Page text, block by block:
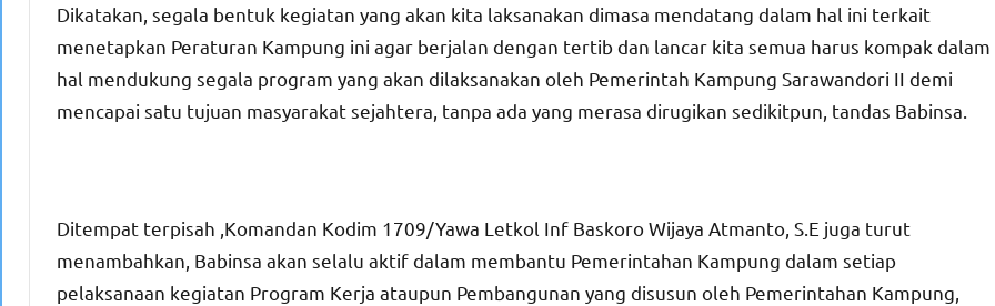
Dikatakan, segala bentuk kegiatan yang akan kita laksanakan dimasa mendatang dalam hal ini terkait
menetapkan Peraturan Kampung ini agar berjalan dengan tertib dan lancar kita semua harus kompak dalam
hal mendukung segala program yang akan dilaksanakan oleh Pemerintah Kampung Sarawandori II demi
mencapai satu tujuan masyarakat sejahtera, tanpa ada yang merasa dirugikan sedikitpun, tandas Babinsa.
Ditempat terpisah ,Komandan Kodim 1709/Yawa Letkol Inf Baskoro Wijaya Atmanto, S.E juga turut
menambahkan, Babinsa akan selalu aktif dalam membantu Pemerintahan Kampung dalam setiap
pelaksanaan kegiatan Program Kerja ataupun Pembangunan yang disusun oleh Pemerintahan Kampung,